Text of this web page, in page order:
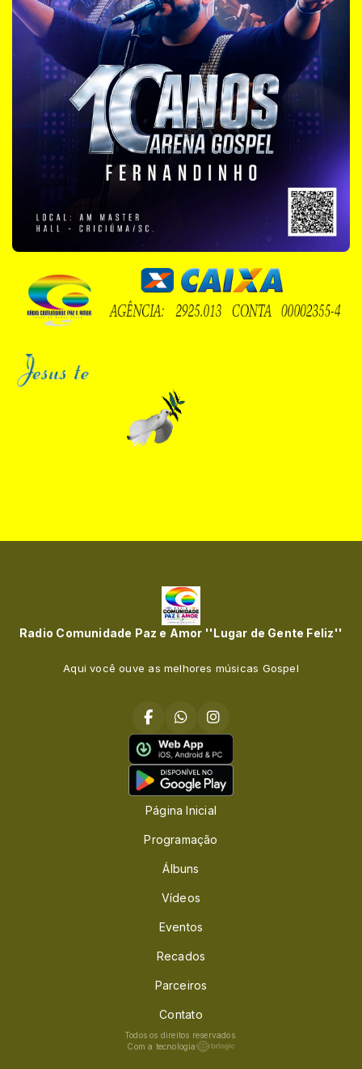
Radio Comunidade Paz e Amor ''Lugar de Gente Feliz''
Aqui você ouve as melhores músicas Gospel
Página Inicial
Programação
Álbuns
Vídeos
Eventos
Recados
Parceiros
Contato
Todos os direitos reservados.
Com a tecnologia